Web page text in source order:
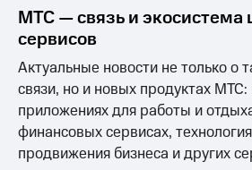
акционерам
Документы
"МТС"
Собрания
акционеров
Личный
кабинет
акционера
МТС — связь и
сервисов
Актуальные новости не только о
связи, но и новых продуктах
приложениях для работы и
финансовых сервисах,
продвижения бизнеса и других